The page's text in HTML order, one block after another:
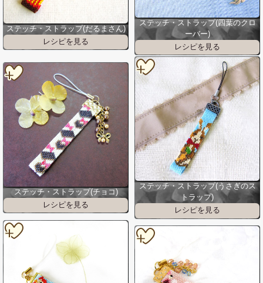
ステッチ・ストラップ(だるまさん)
ステッチ・ストラップ(四葉のクロ
ーバー)
ステッチ・ストラップ(チョコ)
ステッチ・ストラップ(うさぎのス
トラップ)